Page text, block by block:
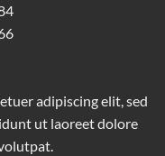
adipiscing elit, sed
ut laoreet dolore